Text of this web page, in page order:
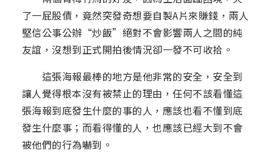
了一屁股債，竟然突發奇想要自製A片來賺錢，兩人
堅信公事公辦“炒飯”絕對不會影響兩人之間的純
友誼，沒想到正式開拍後情況卻一發不可收拾。
這張海報最棒的地方是他非常的安全，安全到
讓人覺得根本沒有被禁止的理由，任何不該看懂這
張海報到底發生什麼的事的人，應該也看不懂到底
發生什麼事；而看得懂的人，也應該已經大到不會
被他們的行為嚇到。